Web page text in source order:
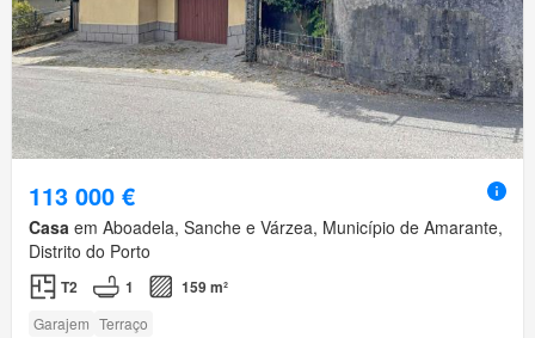
113 000 €
Casa em Aboadela, Sanche e Várzea, Município de Amarante,
Distrito do Porto
T2 1 159 m²
Garajem Terraço